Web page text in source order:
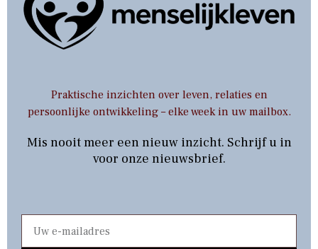
Praktische inzichten over leven, relaties en
persoonlijke ontwikkeling – elke week in uw mailbox.
Mis nooit meer een nieuw inzicht. Schrijf u in
voor onze nieuwsbrief.